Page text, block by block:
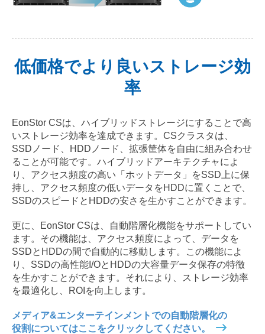
低価格でより良いストレージ効
率
EonStor CSは、ハイブリッドストレージにすることで高
いストレージ効率を達成できます。CSクラスタは、
SSDノード、HDDノード、拡張筐体を自由に組み合わせ
ることが可能です。ハイブリッドアーキテクチャによ
り、アクセス頻度の高い「ホットデータ」をSSD上に保
持し、アクセス頻度の低いデータをHDDに置くことで、
SSDのスピードとHDDの安さを生かすことができます。
更に、EonStor CSは、自動階層化機能をサポートしてい
ます。その機能は、アクセス頻度によって、データを
SSDとHDDの間で自動的に移動します。この機能によ
り、SSDの高性能I/OとHDDの大容量データ保存の特徴
を生かすことができます。それにより、ストレージ効率
を最適化し、ROIを向上します。
メディア&エンターテインメントでの自動階層化の
役割についてはここをクリックしてください。